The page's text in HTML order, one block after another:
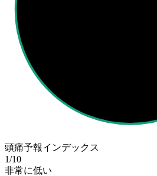
頭痛予報インデックス
1/10
非常に低い